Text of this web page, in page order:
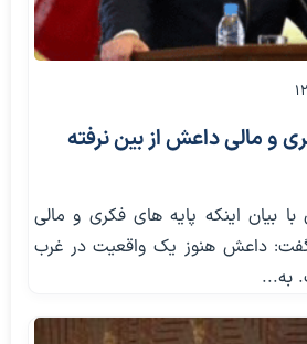
و مالی داعش از بین نرفته
با بیان اینکه پایه های فکری و مالی
گفت: داعش هنوز یک واقعیت در غرب
به...